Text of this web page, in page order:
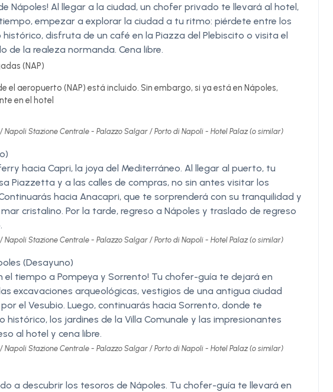
Nápoles! Al llegar a la ciudad, un chofer privado te llevará al hotel,
empezar a explorar la ciudad a tu ritmo: piérdete entre los
disfruta de un café en la Piazza del Plebiscito o visita el
de la realeza normanda. Cena libre.
(NAP)
el aeropuerto (NAP) está incluido. Sin embargo, si ya está en Nápoles,
en el hotel
Napoli Stazione Centrale - Palazzo Salgar / Porto di Napoli - Hotel Palaz (o similar)
hacia Capri, la joya del Mediterráneo. Al llegar al puerto, tu
Piazzetta y a las calles de compras, no sin antes visitar los
hacia Anacapri, que te sorprenderá con su tranquilidad y
cristalino. Por la tarde, regreso a Nápoles y traslado de regreso
Napoli Stazione Centrale - Palazzo Salgar / Porto di Napoli - Hotel Palaz (o similar)
(Desayuno)
el tiempo a Pompeya y Sorrento! Tu chofer-guía te dejará en
excavaciones arqueológicas, vestigios de una antigua ciudad
el Vesubio. Luego, continuarás hacia Sorrento, donde te
los jardines de la Villa Comunale y las impresionantes
al hotel y cena libre.
Napoli Stazione Centrale - Palazzo Salgar / Porto di Napoli - Hotel Palaz (o similar)
a descubrir los tesoros de Nápoles. Tu chofer-guía te llevará en